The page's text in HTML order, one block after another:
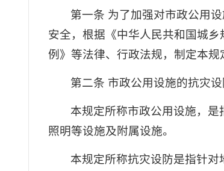
第一条 为了加强对市政公用
安全，根据《中华人民共和国城
例》等法律、行政法规，制定本规
第二条 市政公用设施的抗灾设
本规定所称市政公用设施，
照明等设施及附属设施。
本规定所称抗灾设防是指针对